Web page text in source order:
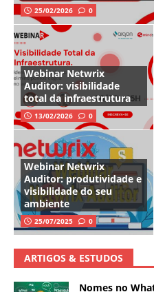
25/02/2026 0
Webinar Netwrix
Auditor: visibilidade
total da infraestrutura
13/02/2026 0
Webinar Netwrix
Auditor: produtividade e
visibilidade do seu
ambiente
25/07/2025 0
ARTIGOS & ESTUDOS
Nomes no